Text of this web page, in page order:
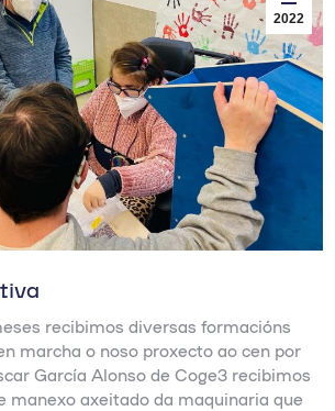
2022
recibimos diversas formacións
marcha o noso proxecto ao cen por
García Alonso de Coge3 recibimos
manexo axeitado da maquinaria que